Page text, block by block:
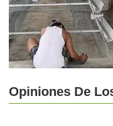
Opiniones De